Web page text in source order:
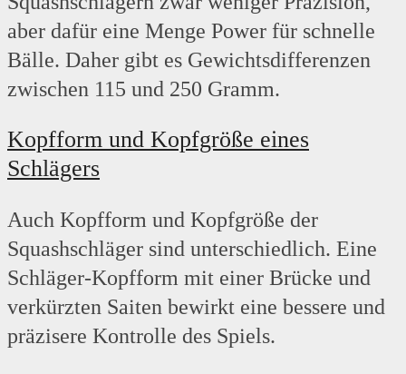
aber dafür eine Menge Power für schnelle
Bälle. Daher gibt es Gewichtsdifferenzen
zwischen 115 und 250 Gramm.
Kopfform und Kopfgröße eines
Schlägers
Auch Kopfform und Kopfgröße der
Squashschläger sind unterschiedlich. Eine
Schläger-Kopfform mit einer Brücke und
verkürzten Saiten bewirkt eine bessere und
präzisere Kontrolle des Spiels.